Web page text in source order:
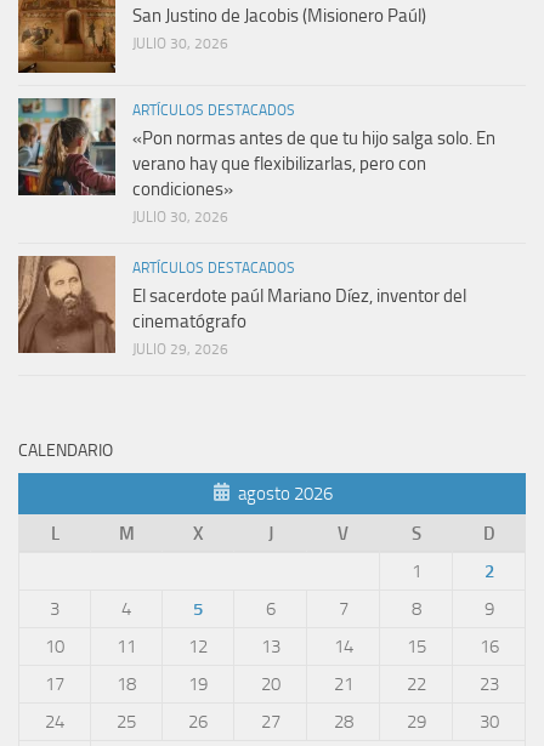
San Justino de Jacobis (Misionero Paúl)
JULIO 30, 2026
ARTÍCULOS DESTACADOS
«Pon normas antes de que tu hijo salga solo. En
verano hay que flexibilizarlas, pero con
condiciones»
JULIO 30, 2026
ARTÍCULOS DESTACADOS
El sacerdote paúl Mariano Díez, inventor del
cinematógrafo
JULIO 29, 2026
CALENDARIO
agosto 2026
L
M X J V S
D
1
2
3
4 5 6 7 8
9
10
11 12 13 14 15
16
17
18 19 20 21 22
23
24
25 26 27 28 29
30